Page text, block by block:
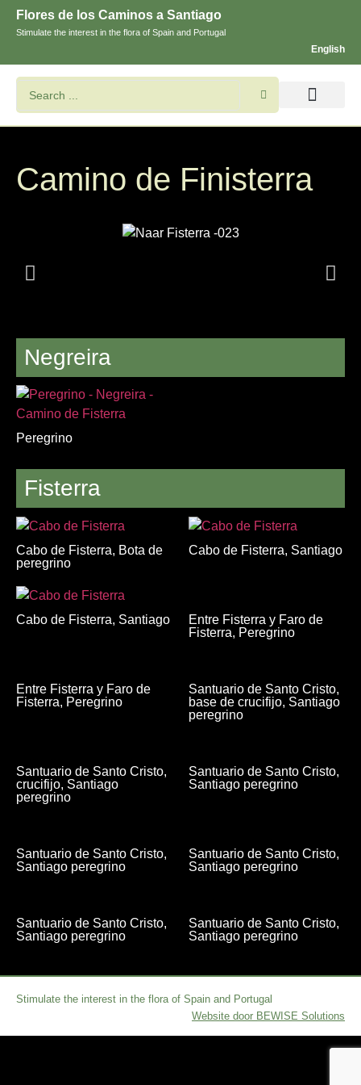
Flores de los Caminos a Santiago
Stimulate the interest in the flora of Spain and Portugal
English
Camino de Finisterra
Negreira
Peregrino
Fisterra
Cabo de Fisterra, Bota de
peregrino
Cabo de Fisterra, Santiago
Cabo de Fisterra, Santiago
Entre Fisterra y Faro de
Fisterra, Peregrino
Entre Fisterra y Faro de
Fisterra, Peregrino
Santuario de Santo Cristo,
base de crucifijo, Santiago
peregrino
Santuario de Santo Cristo,
crucifijo, Santiago
peregrino
Santuario de Santo Cristo,
Santiago peregrino
Santuario de Santo Cristo,
Santiago peregrino
Santuario de Santo Cristo,
Santiago peregrino
Santuario de Santo Cristo,
Santiago peregrino
Santuario de Santo Cristo,
Santiago peregrino
Stimulate the interest in the flora of Spain and Portugal
Website door BEWISE Solutions